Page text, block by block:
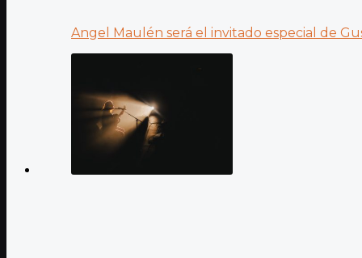
Angel Maulén será el invitado especial de